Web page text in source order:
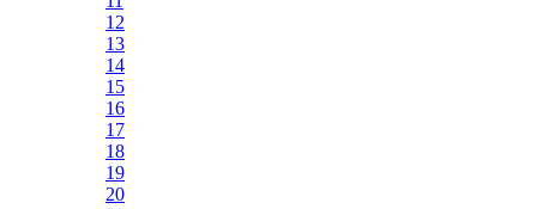
12
13
14
15
16
17
18
19
20